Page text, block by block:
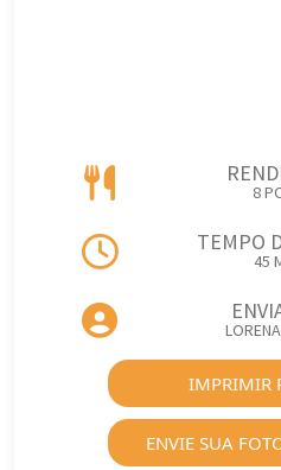
8
TEMPO
45
IMPRIMIR
ENVIE SUA